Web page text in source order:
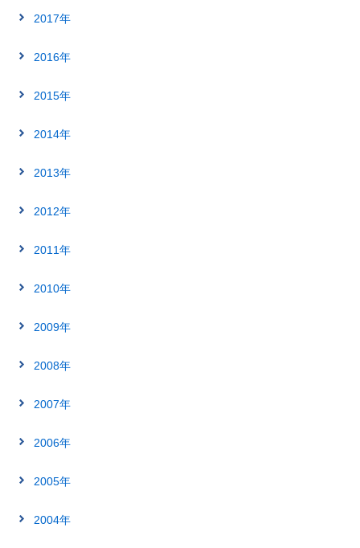
2017年
2016年
2015年
2014年
2013年
2012年
2011年
2010年
2009年
2008年
2007年
2006年
2005年
2004年